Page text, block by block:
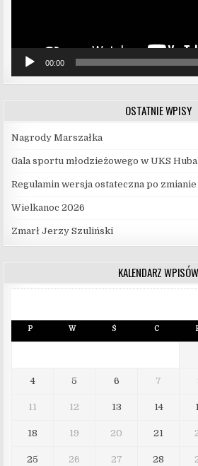
00:00
OSTATNIE WPISY
Nagrody Marszałka
Gala sportu młodzieżowego w UKS
Regulamin wersja ostateczna po
Wielkanoc 2026
Zmarł Jerzy Szuliński
KALENDARZ WPISÓW
P W Ś C
4 5 6 7
11 12 13 14
18 19 20 21
25 26 27 28